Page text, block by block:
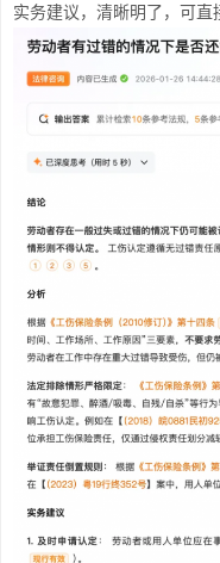
实务建议，清晰明了，可直